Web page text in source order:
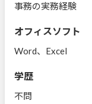
事務の実務経験
オフィスソフト
Word、Excel
学歴
不問